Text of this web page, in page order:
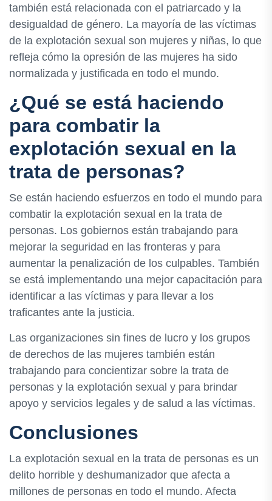
también está relacionada con el patriarcado y la
desigualdad de género. La mayoría de las víctimas
de la explotación sexual son mujeres y niñas, lo que
refleja cómo la opresión de las mujeres ha sido
normalizada y justificada en todo el mundo.
¿Qué se está haciendo
para combatir la
explotación sexual en la
trata de personas?
Se están haciendo esfuerzos en todo el mundo para
combatir la explotación sexual en la trata de
personas. Los gobiernos están trabajando para
mejorar la seguridad en las fronteras y para
aumentar la penalización de los culpables. También
se está implementando una mejor capacitación para
identificar a las víctimas y para llevar a los
traficantes ante la justicia.
Las organizaciones sin fines de lucro y los grupos
de derechos de las mujeres también están
trabajando para concientizar sobre la trata de
personas y la explotación sexual y para brindar
apoyo y servicios legales y de salud a las víctimas.
Conclusiones
La explotación sexual en la trata de personas es un
delito horrible y deshumanizador que afecta a
millones de personas en todo el mundo. Afecta